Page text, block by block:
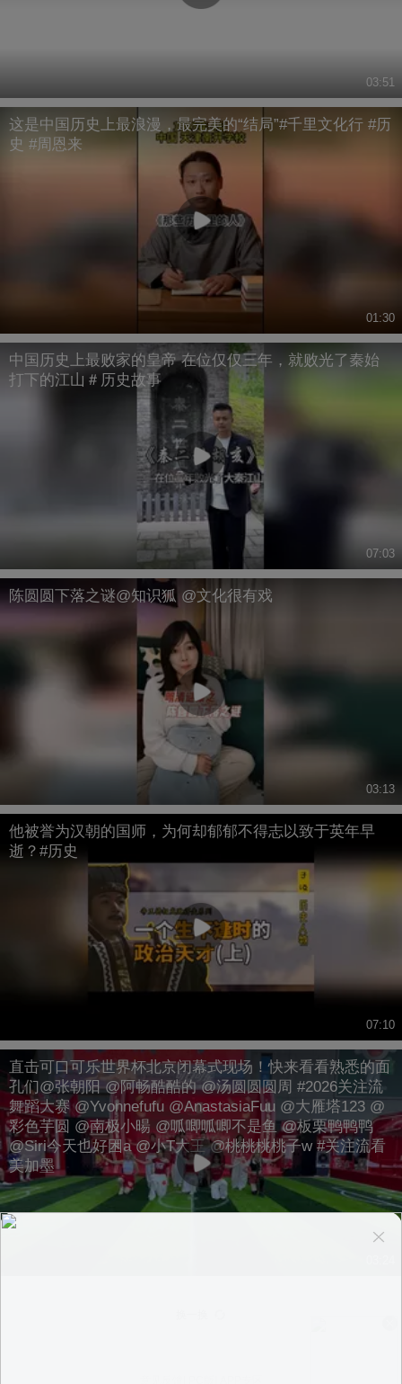
03:51
这是中国历史上最浪漫，最完美的“结局”#千里文化行 #历
史 #周恩来
01:30
中国历史上最败家的皇帝 在位仅仅三年，就败光了秦始
打下的江山＃历史故事
07:03
陈圆圆下落之谜@知识狐 @文化很有戏
03:13
他被誉为汉朝的国师，为何却郁郁不得志以致于英年早
逝？#历史
07:10
直击可口可乐世界杯北京闭幕式现场！快来看看熟悉的面
孔们@张朝阳 @阿畅酷酷的 @汤圆圆圆周 #2026关注流
舞蹈大赛 @Yvonnefufu @AnastasiaFuu @大雁塔123 @
彩色芋圆 @南极小暘 @呱唧呱唧不是鱼 @板栗鸭鸭鸭
@Siri今天也好困a @小T大王 @桃桃桃桃子w #关注流看
美加墨